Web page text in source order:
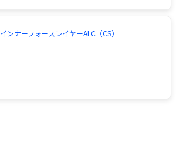
インナーフォースレイヤーALC（CS）